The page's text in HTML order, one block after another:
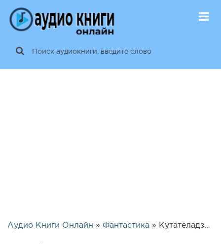
Аудио Книги Онлайн » Фантастика » Кутателадзе Вахтанг – Трое | 26188